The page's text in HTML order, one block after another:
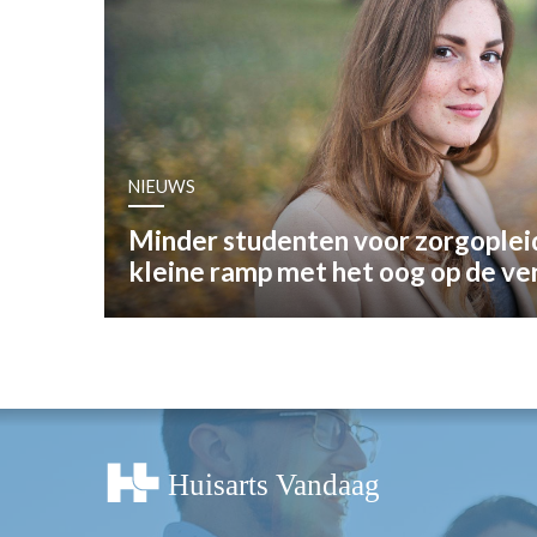
OPINIE
TARIEVEN
VPHUISARTSEN
MEDISCHE
INLOGGEN
REGISTRATIE
NIEUWS
Minder studenten voor
kleine ramp met het oog op de